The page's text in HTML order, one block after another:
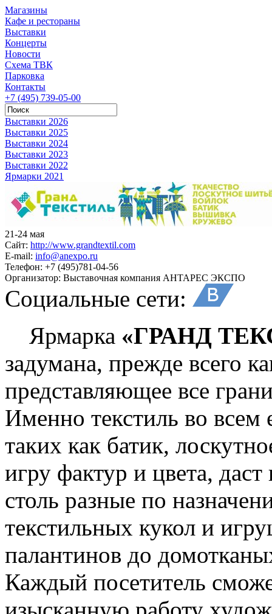
Магазины
Кафе и рестораны
Выставки
Концерты
Новости
Схема ТВК
Парковка
Контакты
+7 (495) 739-05-00
Выставки 2026
Выставки 2025
Выставки 2024
Выставки 2023
Выставки 2022
Ярмарки 2021
21-24 мая
Сайт: http://www.grandtextil.com
E-mail: info@anexpo.ru
Телефон: +7 (495)781-04-56
Организатор: Выставочная компания АНТАРЕС ЭКСПО
Социальные сети:
Ярмарка «ГРАНД
задумана, прежде всего
представляющее все
Именно текстиль во всем
таких как батик,
игру фактур и цвета,
столь разные по
текстильных кукол и
палантинов до
Каждый посетитель